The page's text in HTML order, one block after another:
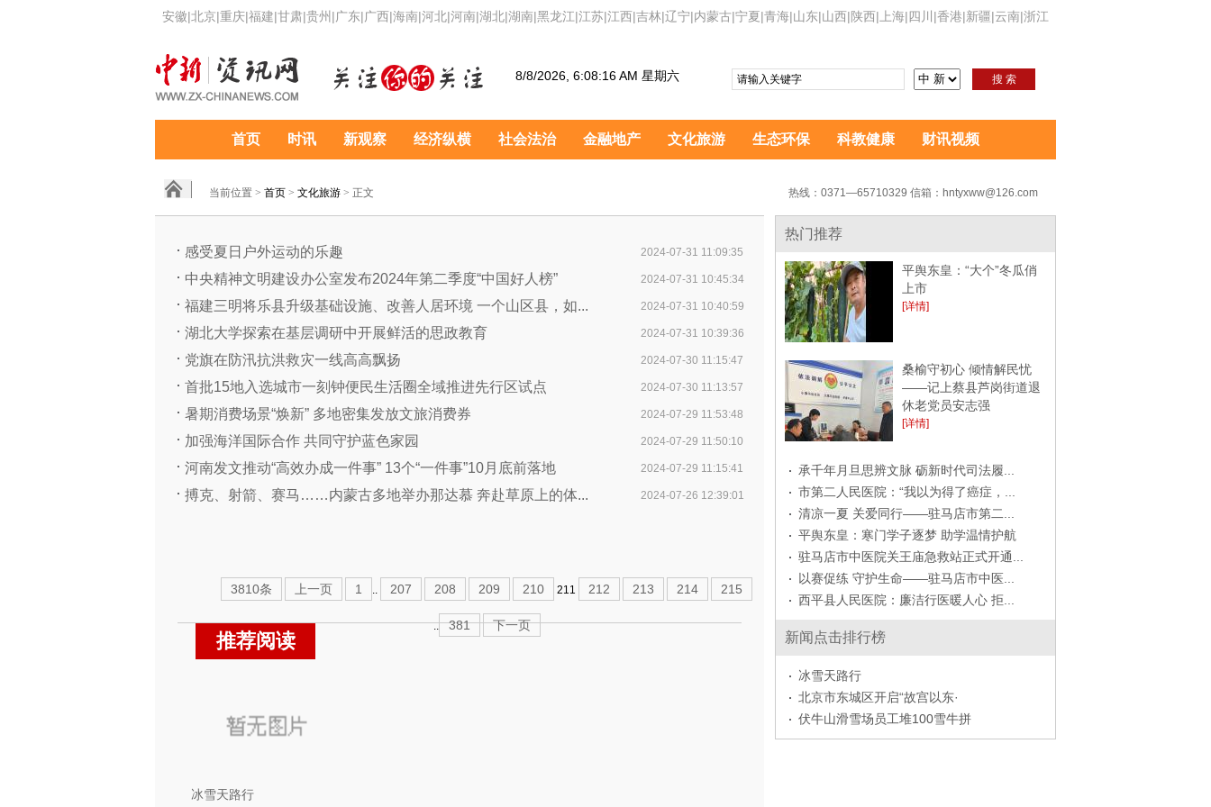
安徽|北京|重庆|福建|甘肃|贵州 |广东|广西|海南|河北|河南|湖北|湖南|黑龙江|江苏|江西|吉林|辽宁|内蒙古|宁夏|青海|山东|山西|陕西| 上海|四川 |香港|新疆|云南|浙江
8/8/2026, 6:08:16 AM 星期六 搜 索
首页 时讯 新观察 经济纵横 社会法治 金融地产 文化旅游 生态环保 科教健康 财讯视频
当前位置 > 首页 > 文化旅游 > 正文 热线：0371—65710329 信箱：hntyxww@126.com
感受夏日户外运动的乐趣 2024-07-31 11:09:35
中央精神文明建设办公室发布2024年第二季度“中国好人榜” 2024-07-31 10:45:34
福建三明将乐县升级基础设施、改善人居环境 一个山区县，如... 2024-07-31 10:40:59
湖北大学探索在基层调研中开展鲜活的思政教育 2024-07-31 10:39:36
党旗在防汛抗洪救灾一线高高飘扬 2024-07-30 11:15:47
首批15地入选城市一刻钟便民生活圈全域推进先行区试点 2024-07-30 11:13:57
暑期消费场景“焕新” 多地密集发放文旅消费券 2024-07-29 11:53:48
加强海洋国际合作 共同守护蓝色家园 2024-07-29 11:50:10
河南发文推动“高效办成一件事” 13个“一件事”10月底前落地 2024-07-29 11:15:41
搏克、射箭、赛马……内蒙古多地举办那达慕 奔赴草原上的体... 2024-07-26 12:39:01
3810条 上一页 1 .. 207 208 209 210 211 212 213 214 215
.. 381 下一页
推荐阅读
冰雪天路行
热门推荐
平舆东皇：“大个”冬瓜俏
上市
[详情]
桑榆守初心 倾情解民忧
——记上蔡县芦岗街道退
休老党员安志强
[详情]
承千年月旦思辨文脉 砺新时代司法履...
市第二人民医院：“我以为得了癌症，...
清凉一夏 关爱同行——驻马店市第二...
平舆东皇：寒门学子逐梦 助学温情护航
驻马店市中医院关王庙急救站正式开通...
以赛促练 守护生命——驻马店市中医...
西平县人民医院：廉洁行医暖人心 拒...
新闻点击排行榜
冰雪天路行
北京市东城区开启“故宫以东·
伏牛山滑雪场员工堆100雪牛拼